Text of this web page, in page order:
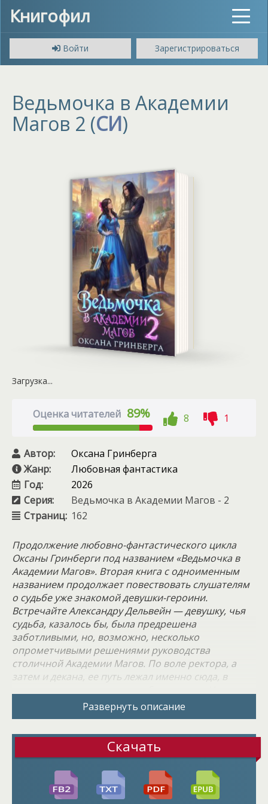
Книгофил
Toggle
Войти
Зарегистрироваться
Ведьмочка в Академии
Магов 2 (СИ)
Загрузка...
Оценка читателей 89% 8 1
Автор:
Оксана Гринберга
Жанр:
Любовная фантастика
Год:
2026
Серия:
Ведьмочка в Академии Магов - 2
Страниц: 162
Продолжение любовно-фантастического цикла
Оксаны Гринберги под названием «Ведьмочка в
Академии Магов». Вторая книга с одноименным
названием продолжает повествовать слушателям
о судьбе уже знакомой девушки-героини.
Встречайте Александру Дельвейн — девушку, чья
судьба, казалось бы, была предрешена
заботливыми, но, возможно, несколько
опрометчивыми решениями руководства
столичной Академии Магов. По воле ректора, а
затем и декана, ее путь лежал именно сюда, в
оказавшись в этих величественных стенах,
Александра обращается к вам, будущим
"Прошу любить и… давайте постараемся обойтись
без чрезмерных жалоб".
Сама Александра, к слову, жаловаться тоже не
собирается. Ее недавнее пробуждение
Развернуть описание
Скачать